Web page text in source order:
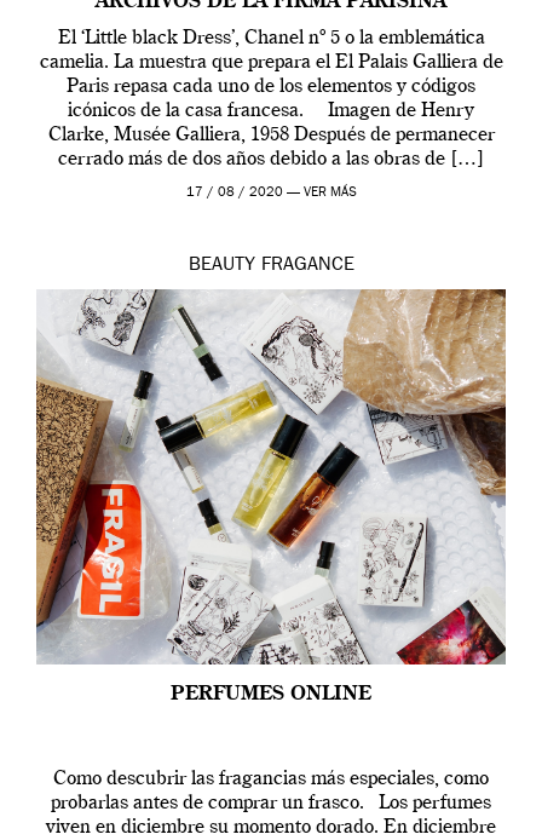
El ‘Little black Dress’, Chanel nº 5 o la emblemática
camelia. La muestra que prepara el El Palais Galliera de
Paris repasa cada uno de los elementos y códigos
icónicos de la casa francesa. Imagen de Henry
Clarke, Musée Galliera, 1958 Después de permanecer
cerrado más de dos años debido a las obras de […]
17 / 08 / 2020 — VER MÁS
BEAUTY FRAGANCE
PERFUMES ONLINE
Como descubrir las fragancias más especiales, como
probarlas antes de comprar un frasco. Los perfumes
viven en diciembre su momento dorado. En diciembre